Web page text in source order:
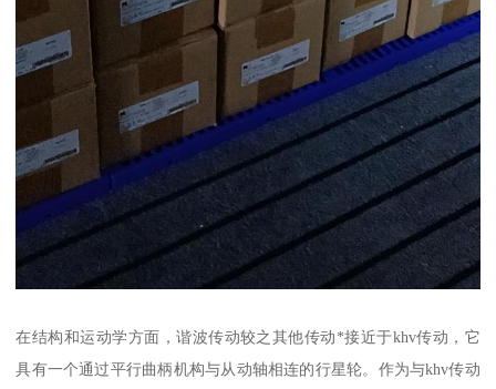
在结构和运动学方面，谐波传动较之其他传动*接近于khv传动，它
具有一个通过平行曲柄机构与从动轴相连的行星轮。作为与khv传动